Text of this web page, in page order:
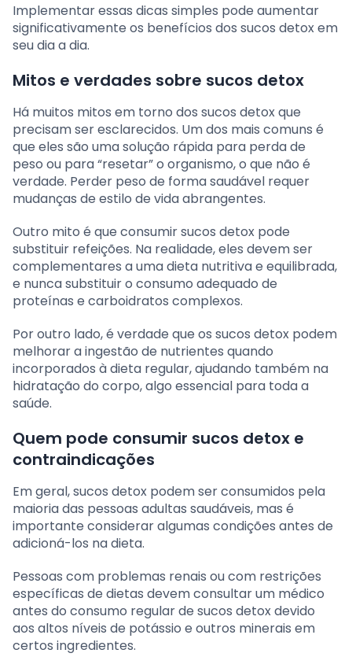
Implementar essas dicas simples pode aumentar
significativamente os benefícios dos sucos detox em
seu dia a dia.
Mitos e verdades sobre sucos detox
Há muitos mitos em torno dos sucos detox que
precisam ser esclarecidos. Um dos mais comuns é
que eles são uma solução rápida para perda de
peso ou para “resetar” o organismo, o que não é
verdade. Perder peso de forma saudável requer
mudanças de estilo de vida abrangentes.
Outro mito é que consumir sucos detox pode
substituir refeições. Na realidade, eles devem ser
complementares a uma dieta nutritiva e equilibrada,
e nunca substituir o consumo adequado de
proteínas e carboidratos complexos.
Por outro lado, é verdade que os sucos detox podem
melhorar a ingestão de nutrientes quando
incorporados à dieta regular, ajudando também na
hidratação do corpo, algo essencial para toda a
saúde.
Quem pode consumir sucos detox e
contraindicações
Em geral, sucos detox podem ser consumidos pela
maioria das pessoas adultas saudáveis, mas é
importante considerar algumas condições antes de
adicioná-los na dieta.
Pessoas com problemas renais ou com restrições
específicas de dietas devem consultar um médico
antes do consumo regular de sucos detox devido
aos altos níveis de potássio e outros minerais em
certos ingredientes.